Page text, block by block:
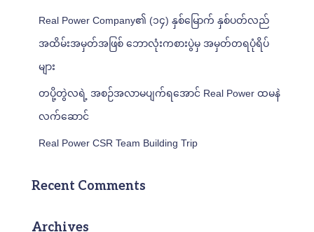
Real Power Company၏ (၁၄) နှစ်မြောက် နှစ်ပတ်လည်
အထိမ်းအမှတ်အဖြစ် ဘောလုံးကစားပွဲမှ အမှတ်တရပုံရိပ်
များ
တပို့တွဲလရဲ့ အစဉ်အလာမပျက်ရအောင် Real Power ထမနဲ
လက်ဆောင်
Real Power CSR Team Building Trip
Recent Comments
Archives